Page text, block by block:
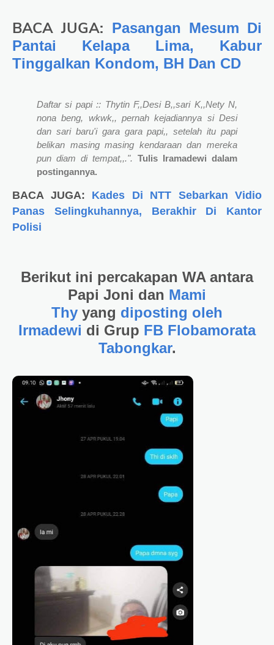
BACA JUGA: Pasangan Mesum Di
Pantai Kelapa Lima, Kabur
Tinggalkan Kondom, BH Dan CD
Daftar si papi :: Thytin F,,Desi B,,sari K,,Nety N,
nona beng, wkwk,, pernah kejadiannya si Desi
dan sari baru'i gara gara papi,, setelah itu papi
belikan masing masing kendaraan dan mereka
pun diam di tempat,,.". Tulis Iramadewi dalam
postingannya.
BACA JUGA: Kades Di NTT Sebarkan Vidio
Panas Selingkuhannya, Berakhir Di Kantor
Polisi
Berikut ini percakapan WA antara
Papi Joni dan Mami
Thy yang diposting oleh
Irmadewi di Grup FB Flobamorata
Tabongkar.